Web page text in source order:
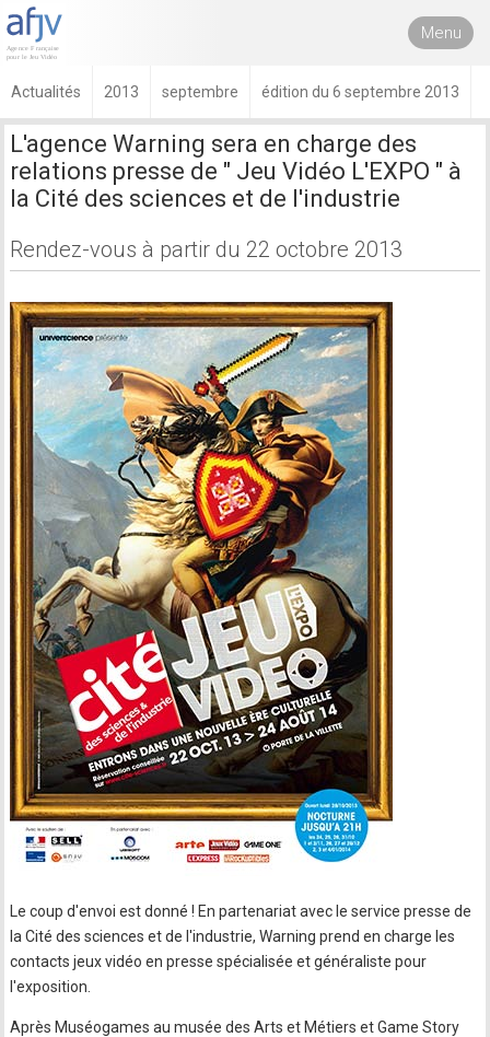
Menu
Actualités 2013 septembre édition du 6 septembre 2013
L'agence Warning sera en charge des
relations presse de " Jeu Vidéo L'EXPO " à
la Cité des sciences et de l'industrie
Rendez-vous à partir du 22 octobre 2013
Le coup d'envoi est donné ! En partenariat avec le service presse de
la Cité des sciences et de l'industrie, Warning prend en charge les
contacts jeux vidéo en presse spécialisée et généraliste pour
l'exposition.
Après Muséogames au musée des Arts et Métiers et Game Story